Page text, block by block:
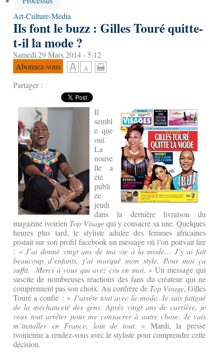
Art-Culture-Média
Ils font le buzz : Gilles Touré quitte-
t-il la mode ?
Samedi 29 Mars 2014 - 5:12
Abonnez-vous
Partager :
Il
sembl
e que
oui.
La
nouve
lle a
été
publi
ée
jeudi
dans la dernière livraison du
magazine ivoirien Top Visagequi y consacre sa une. Quelques
heures plus tard, le styliste adulée des femmes africaines
postait sur son profil facebook un message où l’on pouvait lire
: « J’ai donné vingt ans de ma vie à la mode… J’y ai fait
beaucoup d’enfants, j’ai marqué mon style. Pour moi ça
suffit. Merci à vous qui avez cru en moi. » Un message qui
suscite de nombreuses réactions des fans du créateur qui ne
comprennent pas son choix. Au confrère de Top Visage, Gilles
Touré a confié : « J’arrête tout avec la mode. Je suis fatigué
de la méchanceté des gens. Après vingt ans de carrière, je
veux tout arrêter pour me consacrer à autre chose. Je vais
m’installer en France, loin de tout. » Mardi, la presse
ivoirienne a rendez-vous avec le styliste pour comprendre cette
décision.